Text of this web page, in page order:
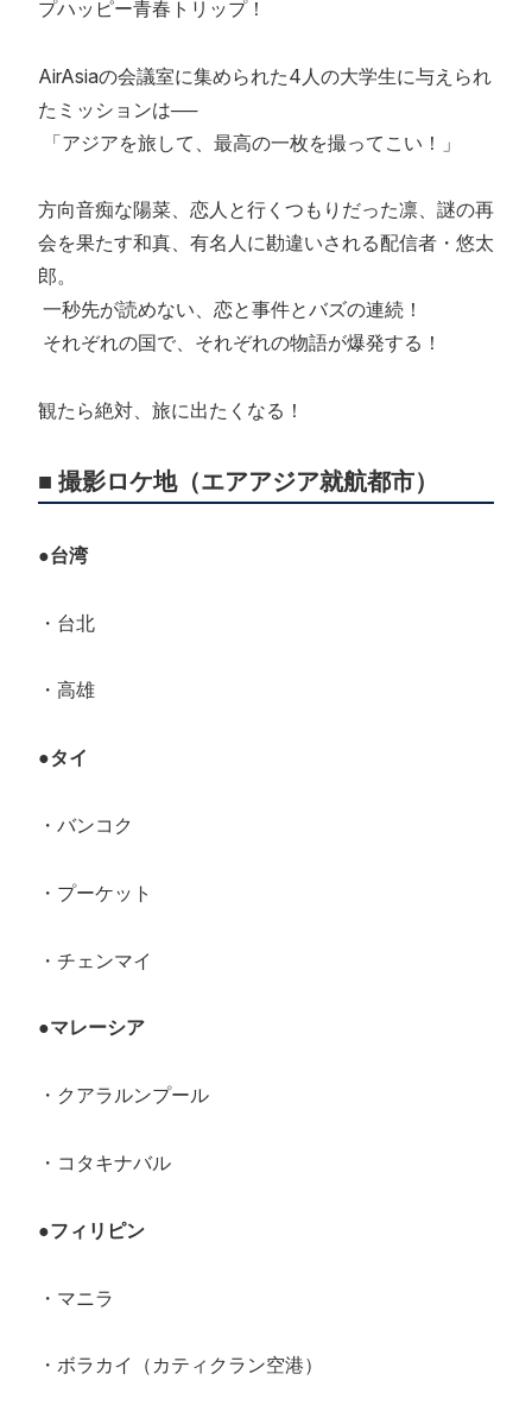
プハッピー青春トリップ！
AirAsiaの会議室に集められた4人の大学生に与えられ
たミッションは──
「アジアを旅して、最高の一枚を撮ってこい！」
方向音痴な陽菜、恋人と行くつもりだった凛、謎の再
会を果たす和真、有名人に勘違いされる配信者・悠太
郎。
一秒先が読めない、恋と事件とバズの連続！
それぞれの国で、それぞれの物語が爆発する！
観たら絶対、旅に出たくなる！
■ 撮影ロケ地（エアアジア就航都市）
●台湾
・台北
・高雄
●タイ
・バンコク
・プーケット
・チェンマイ
●マレーシア
・クアラルンプール
・コタキナバル
●フィリピン
・マニラ
・ボラカイ（カティクラン空港）